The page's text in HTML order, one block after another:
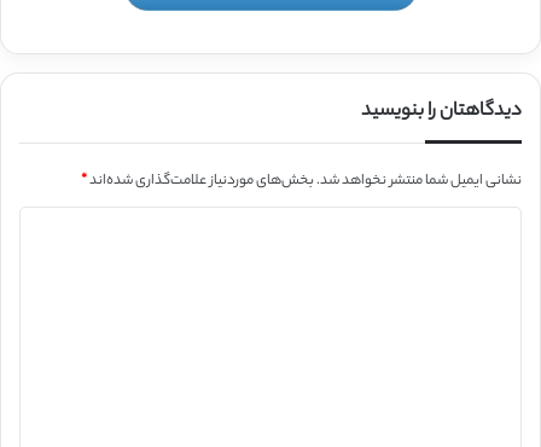
دیدگاهتان را بنویسید
نشانی ایمیل شما منتشر نخواهد شد.بخش‌های موردنیاز علامت‌گذاری شده‌اند*